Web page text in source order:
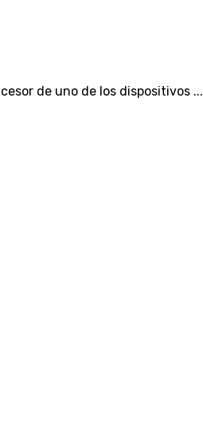
de uno de los dispositivos ...